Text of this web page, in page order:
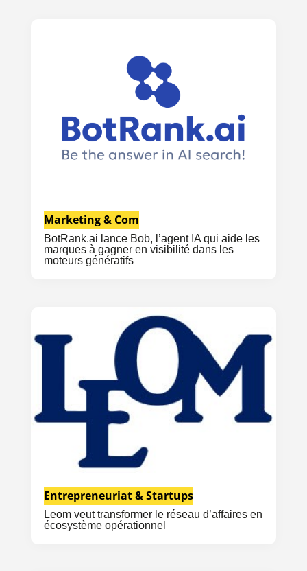
BotRank.ai lance Bob, l’agent IA qui aide les
marques à gagner en visibilité dans les
moteurs génératifs
Marketing & Com
Leom veut transformer le réseau d’affaires en
écosystème opérationnel
Entrepreneuriat & Startups